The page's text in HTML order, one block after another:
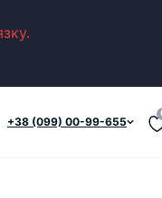
+38 (099) 00-99-655